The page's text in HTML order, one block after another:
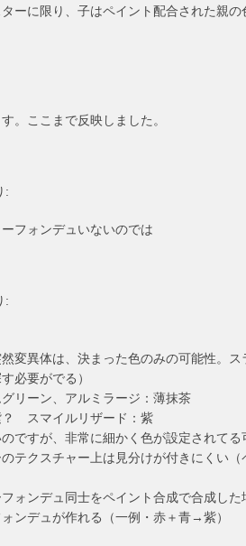
ーに限り、子はペイント配合された親
。ここまで反映しました。
:
フォンデュいないのでは
:
然変異体は、決まった色のみの可能性。
必要がでる）
グリーン、アルミラージ：薄抹茶
？ スマイルリザード：紫
ですが、非常に細かく色が設定されてる
テクスチャー上は見分けが付きにくい
ォンデュ同士をペイント合成で合成した
ンデュが作れる（一例・赤＋青→紫）